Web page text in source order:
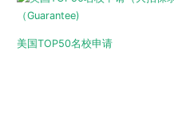
美国TOP50名校申请